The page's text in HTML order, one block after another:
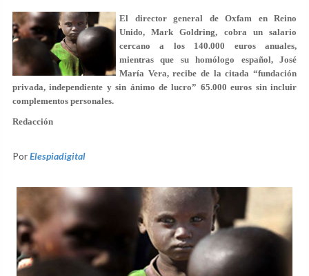
El director general de Oxfam en Reino
Unido,Mark Goldring, cobra un salario
cercano a los 140.000 euros anuales,
mientras que su homólogo español, José
María Vera, recibe de la citada “fundación
privada, independiente y sin ánimo de lucro” 65.000 euros sin incluir
complementos personales.
Redacción
PorElespiadigital